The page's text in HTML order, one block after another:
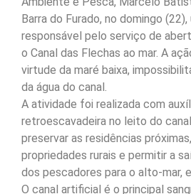
Barra do Furado, no domingo (22),
responsável pelo serviço de
o Canal das Flechas ao mar. A
virtude da maré baixa,
da água do canal.
A atividade foi realizada com
retroescavadeira no leito do
preservar as residências
propriedades rurais e permitir a
dos pescadores para o alto-mar,
O canal artificial é o principal